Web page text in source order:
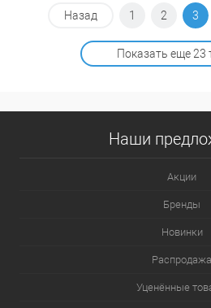
Назад 1 2 3
Показать еще 23
Наши
Акции
Бренды
Новинки
Распродажа
Уценённые